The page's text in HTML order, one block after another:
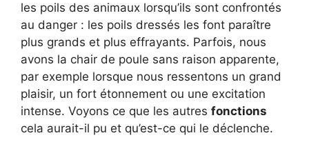
les poils des animaux lorsqu’ils sont confrontés
au danger : les poils dressés les font paraître
plus grands et plus effrayants. Parfois, nous
avons la chair de poule sans raison apparente,
par exemple lorsque nous ressentons un grand
plaisir, un fort étonnement ou une excitation
intense. Voyons ce que les autres fonctions
cela aurait-il pu et qu’est-ce qui le déclenche.